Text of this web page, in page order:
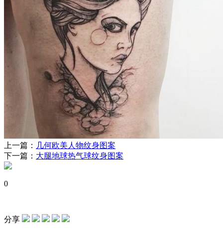
上一篇： 几何欧美人物纹身图案
下一篇： 大腿地球热气球纹身图案
0
分享